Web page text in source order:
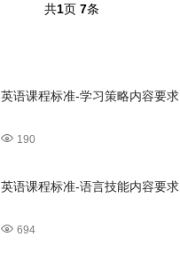
共1页 7条
英语课程标准-学习策略内容要求
190
英语课程标准-语言技能内容要求
694